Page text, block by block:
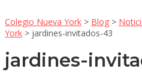
Colegio Nueva York > Blog >
York > jardines-invitados-43
jardines-